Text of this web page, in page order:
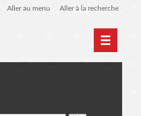
Aller au menu Aller à la recherche